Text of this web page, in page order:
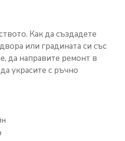
Как да създадете
или градината си със
да направите ремонт в
украсите с ръчно